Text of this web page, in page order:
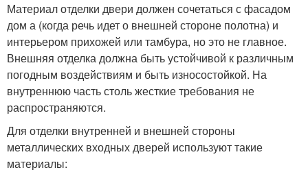
Материал отделки двери должен сочетаться с фасадом
дом а (когда речь идет о внешней стороне полотна) и
интерьером прихожей или тамбура, но это не главное.
Внешняя отделка должна быть устойчивой к различным
погодным воздействиям и быть износостойкой. На
внутреннюю часть столь жесткие требования не
распространяются.
Для отделки внутренней и внешней стороны
металлических входных дверей используют такие
материалы: